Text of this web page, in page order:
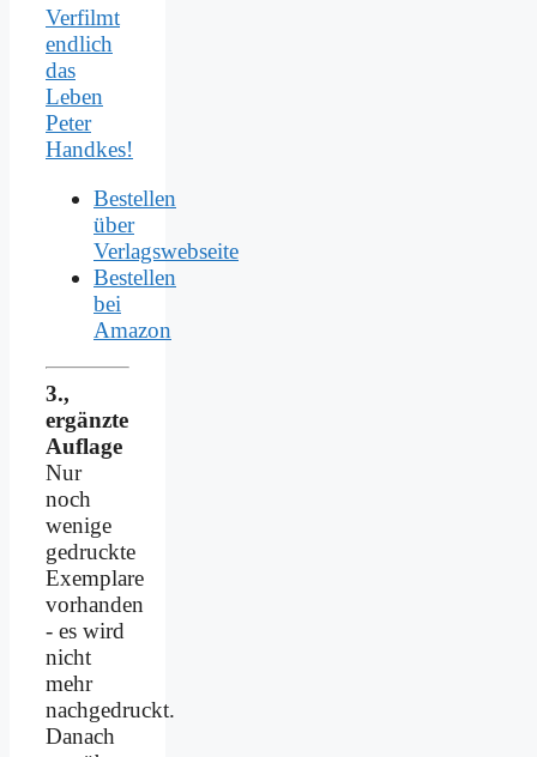
Verfilmt
endlich
das
Leben
Peter
Handkes!
Bestellen
über
Verlagswebseite
Bestellen
bei
Amazon
3.,
ergänzte
Auflage
Nur
noch
wenige
gedruckte
Exemplare
vorhanden
- es wird
nicht
mehr
nachgedruckt.
Danach